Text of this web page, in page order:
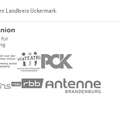
Landkreis Uckermark.